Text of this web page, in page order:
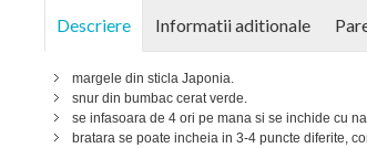
Descriere Informatii aditionale
margele din sticla Japonia.
snur din bumbac cerat verde.
se infasoara de 4 ori pe mana si se inchide cu
bratara se poate incheia in 3-4 puncte diferite,